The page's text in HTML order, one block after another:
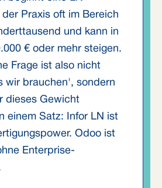
der Praxis oft im Bereich
und kann in
€ oder mehr steigen.
Frage ist also nicht
wir brauchen', sondern
dieses Gewicht
einem Satz: Infor LN ist
Odoo ist
Enterprise-